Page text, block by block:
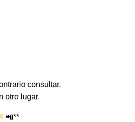
consultar.
otro lugar.
📲**